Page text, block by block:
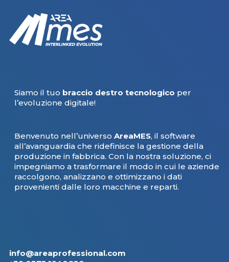
Siamo il tuo braccio destro tecnologico per
l’evoluzione digitale!
Benvenuto nell’universo AreaMES, il software
all’avanguardia che ridefinisce la gestione della
produzione in fabbrica. Con la nostra soluzione, ci
impegniamo a trasformare il modo in cui le aziende
raccolgono, analizzano e ottimizzano i dati
provenienti dalle loro macchine e reparti.
info@areaprofessional.com